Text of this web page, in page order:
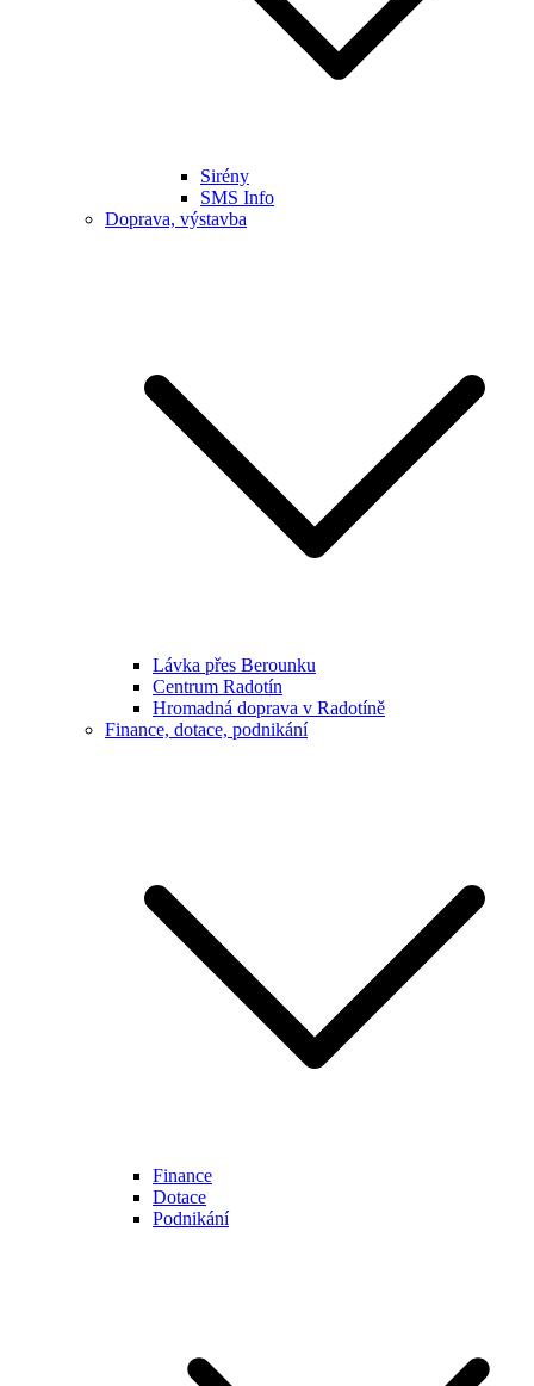
Sirény
SMS Info
Doprava, výstavba
Lávka přes Berounku
Centrum Radotín
Hromadná doprava v Radotíně
Finance, dotace, podnikání
Finance
Dotace
Podnikání